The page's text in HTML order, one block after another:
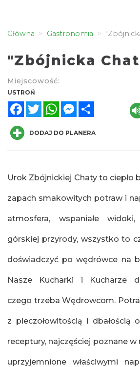
Główna Gastronomia
"Zbójnicka
Miejscowość:
USTROŃ
FacebookTwitterWhatsAppMessenger
DODAJ DO PLANERA
Urok Zbójnickiej Chaty to ciepło
zapach smakowitych potraw i
atmosfera, wspaniałe
górskiej przyrody, wszystko to
doświadczyć po wędrówce na
Nasze Kucharki i Kucharze
czego trzeba Wędrowcom.
z pieczołowitością i dbałością
receptury, najczęściej poznane
uprzyjemnione właściwymi